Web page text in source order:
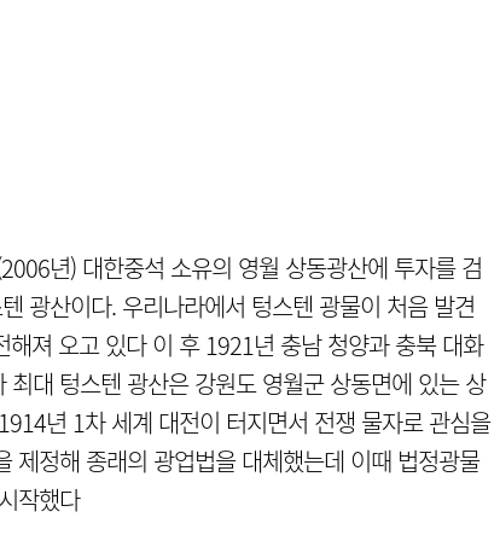
년) 대한중석 소유의 영월 상동광산에 투자를 검
광산이다. 우리나라에서 텅스텐 광물이 처음 발견
져 오고 있다 이 후 1921년 충남 청양과 충북 대화
대 텅스텐 광산은 강원도 영월군 상동면에 있는 상
년 1차 세계 대전이 터지면서 전쟁 물자로 관심을
제정해 종래의 광업법을 대체했는데 이때 법정광물
작했다